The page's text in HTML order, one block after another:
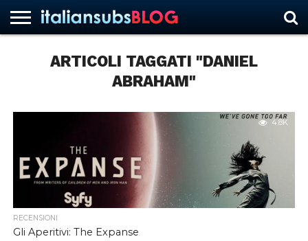
ARTICOLI TAGGATI "DANIEL
ABRAHAM"
4.8K
RECENSIONI
Gli Aperitivi: The Expanse